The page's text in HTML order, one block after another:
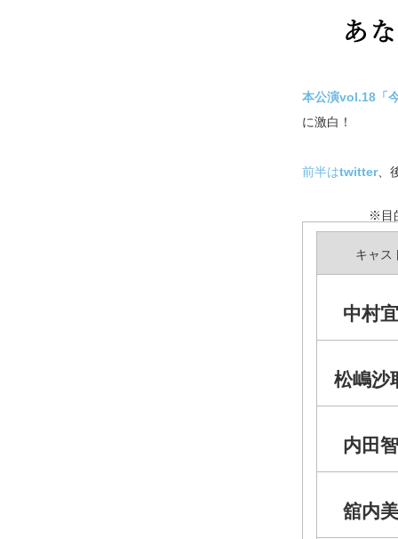
本公演vol.18「
に激白！
前半はtwitter、
※目
キャス
中村
松嶋沙
内田
舘内